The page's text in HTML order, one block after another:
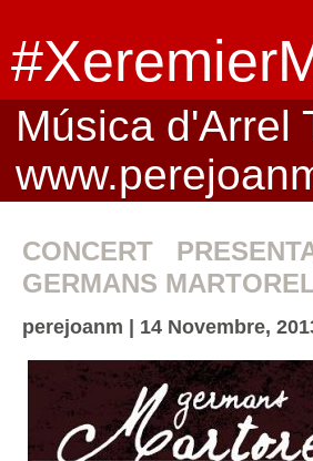
Música d'Arrel
CONCERT
GERMANS
perejoanm | 14 Novembre,